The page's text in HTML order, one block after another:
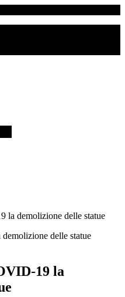
la demolizione delle statue
19 la